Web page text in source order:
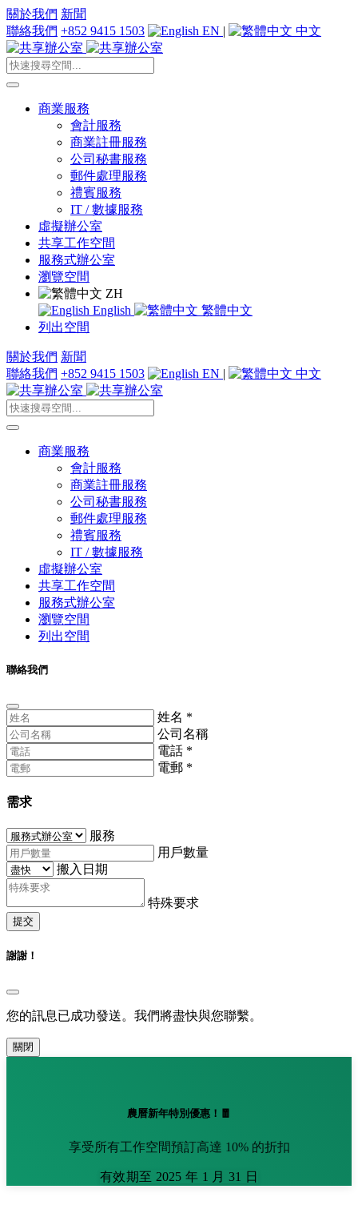
關於我們 新聞
聯絡我們 +852 9415 1503 EN | 中文
商業服務
會計服務
商業註冊服務
公司秘書服務
郵件處理服務
禮賓服務
IT / 數據服務
虛擬辦公室
共享工作空間
服務式辦公室
瀏覽空間
ZH
English
繁體中文
列出空間
關於我們 新聞
聯絡我們 +852 9415 1503 EN | 中文
商業服務
會計服務
商業註冊服務
公司秘書服務
郵件處理服務
禮賓服務
IT / 數據服務
虛擬辦公室
共享工作空間
服務式辦公室
瀏覽空間
列出空間
聯絡我們
姓名 *
公司名稱
電話 *
電郵 *
需求
服務
用戶數量
搬入日期
特殊要求
提交
謝謝！
您的訊息已成功發送。我們將盡快與您聯繫。
關閉
農曆新年特別優惠！🧧
享受所有工作空間預訂高達 10% 的折扣
有效期至 2025 年 1 月 31 日